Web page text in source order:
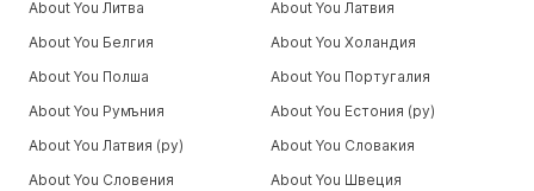
About You Литва
About You Латвия
About You Белгия
About You Холандия
About You Полша
About You Португалия
About You Румъния
About You Естония (ру)
About You Латвия (ру)
About You Словакия
About You Словения
About You Швеция